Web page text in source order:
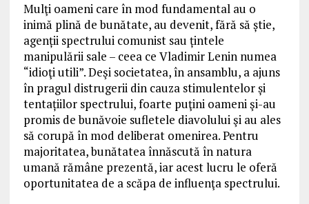
Mulţi oameni care în mod fundamental au o
inimă plină de bunătate, au devenit, fără să știe,
agenții spectrului comunist sau țintele
manipulării sale – ceea ce Vladimir Lenin numea
“idioţi utili”. Deşi societatea, în ansamblu, a ajuns
în pragul distrugerii din cauza stimulentelor și
tentațiilor spectrului, foarte puţini oameni şi-au
promis de bunăvoie sufletele diavolului şi au ales
să corupă în mod deliberat omenirea. Pentru
majoritatea, bunătatea înnăscută în natura
umană rămâne prezentă, iar acest lucru le oferă
oportunitatea de a scăpa de influenţa spectrului.